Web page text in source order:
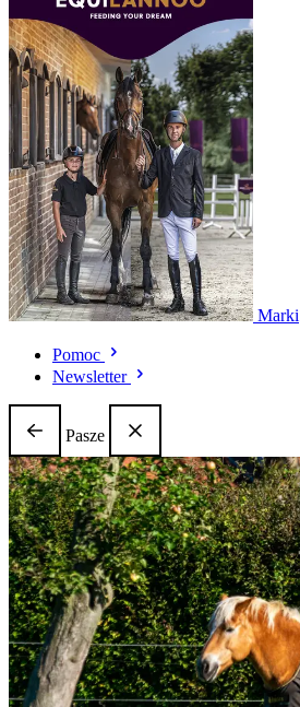
Marki
Pomoc
Newsletter
Pasze